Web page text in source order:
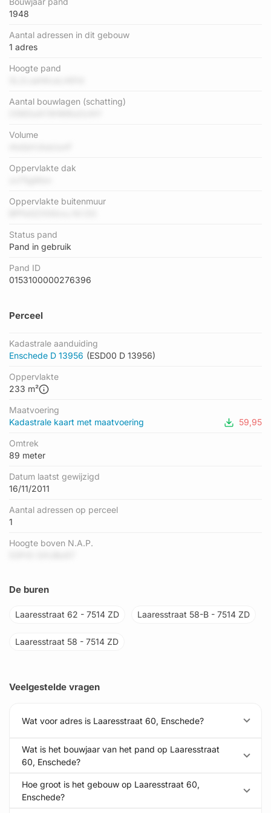
1948
Aantal adressen in dit gebouw
1 adres
Hoogte pand
Aantal bouwlagen (schatting)
Volume
Oppervlakte dak
Oppervlakte buitenmuur
Status pand
Pand in gebruik
Pand ID
0153100000276396
Perceel
Kadastrale aanduiding
Enschede D 13956 (ESD00 D 13956)
Oppervlakte
233 m²
Maatvoering
Kadastrale kaart met maatvoering
59,95
Omtrek
89 meter
Datum laatst gewijzigd
16/11/2011
Aantal adressen op perceel
1
Hoogte boven N.A.P.
De buren
Laaresstraat 62 - 7514 ZD Laaresstraat 58-B - 7514 ZD
Laaresstraat 58 - 7514 ZD
Veelgestelde vragen
Wat voor adres is Laaresstraat 60, Enschede?
Wat is het bouwjaar van het pand op Laaresstraat
60, Enschede?
Hoe groot is het gebouw op Laaresstraat 60,
Enschede?